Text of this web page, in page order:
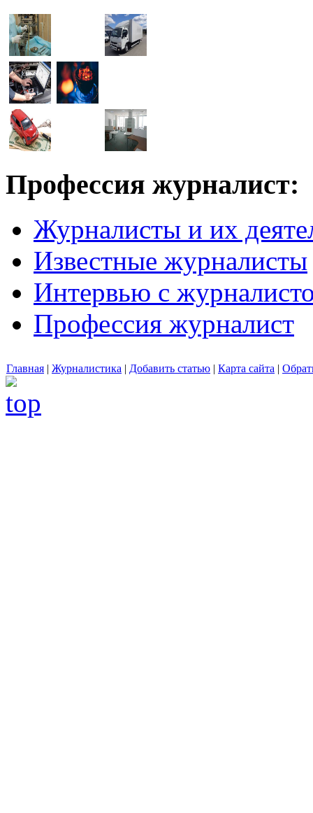
Профессия журналист:
Журналисты и их
Известные журналисты
Интервью с
Профессия журналист
Главная | Журналистика | Добавить статью | Карта сайта |